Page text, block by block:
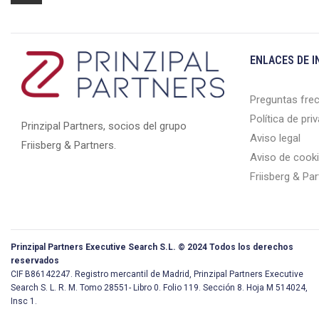
Prinzipal Partners, socios del grupo
Friisberg & Partners.
ENLACES DE
Preguntas
Política de
Aviso legal
Aviso de
Friisberg &
Prinzipal Partners Executive Search S.L. © 2024 Todos los derechos
reservados
CIF B86142247. Registro mercantil de Madrid, Prinzipal Partners Executive
Search S. L. R. M. Tomo 28551- Libro 0. Folio 119. Sección 8. Hoja M 514024,
Insc 1.